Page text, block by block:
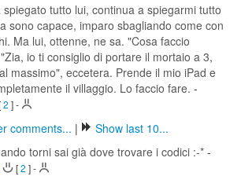
spiegato tutto lui, continua a spiegarmi tutto
sono capace, imparo sbagliando come con
Ma lui, ottenne, ne sa. "Cosa faccio
io ti consiglio di portare il mortaio a 3,
massimo", eccetera. Prende il mio iPad e
il villaggio. Lo faccio fare. -
2 ]-
comments... |
Show last 10...
torni sai già dove trovare i codici :-* -
[2 ]-